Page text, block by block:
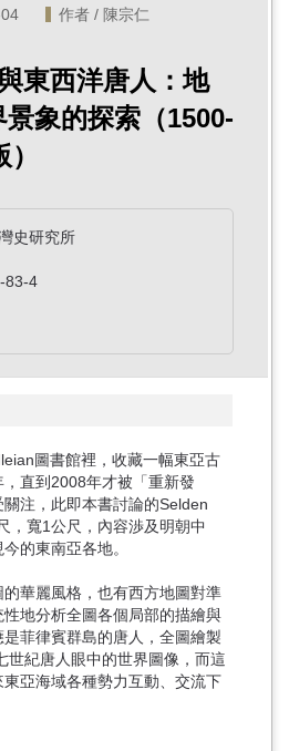
作者 / 陳宗仁
東西洋唐人：地
象的探索（1500-
史研究所
83-4
圖書館裡，收藏一幅東亞古
直到2008年才被「重新發
注，此即本書討論的Selden
，寬1公尺，內容渉及明朝中
的東南亞各地。
華麗風格，也有西方地圖對準
地分析全圖各個局部的描繪與
菲律賓群島的唐人，全圖繪製
世紀唐人眼中的世界圖像，而這
亞海域各種勢力互動、交流下